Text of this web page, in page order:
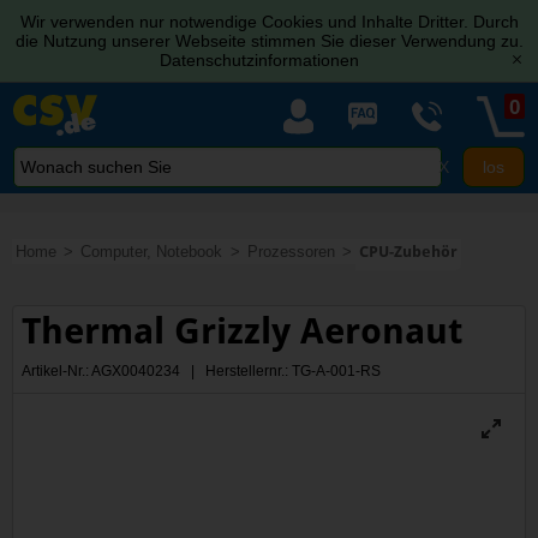
Wir verwenden nur notwendige Cookies und Inhalte Dritter. Durch
die Nutzung unserer Webseite stimmen Sie dieser Verwendung zu.
Datenschutzinformationen
[x]
X
0
Home Computer, Notebook Prozessoren CPU-Zubehör
Thermal Grizzly Aeronaut
Artikel-Nr.: AGX0040234 | Herstellernr.: TG-A-001-RS